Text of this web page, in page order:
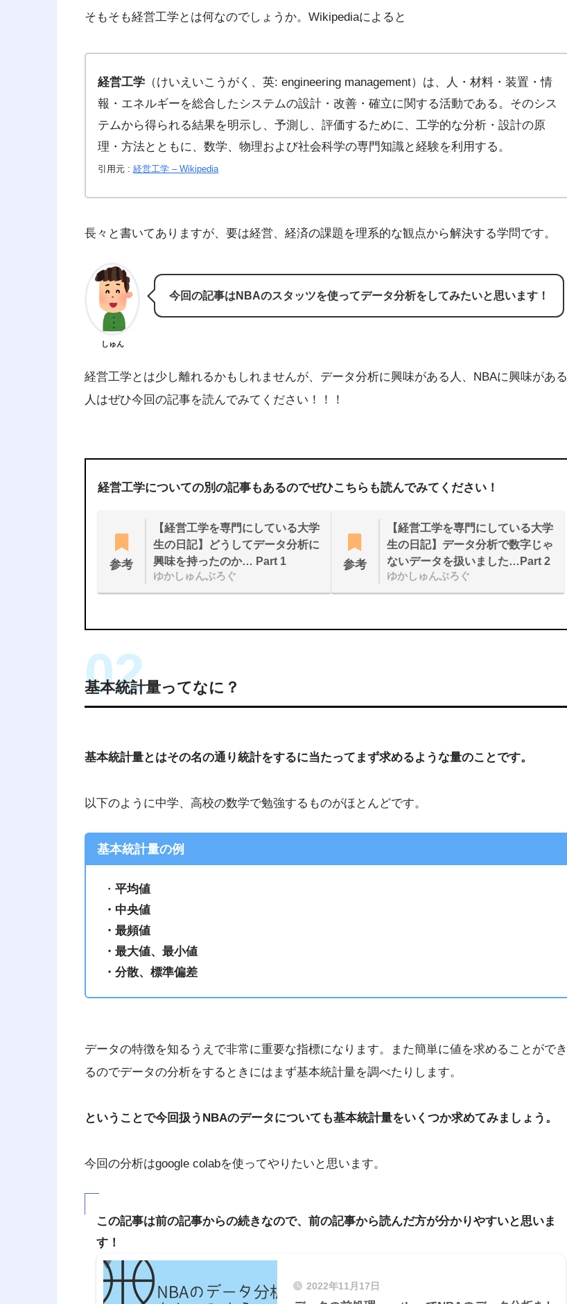
そもそも経営工学とは何なのでしょうか。Wikipediaによると
経営工学 （けいえいこうがく、英: engineering management）は、人・材料・装置・情
報・エネルギーを総合したシステムの設計・改善・確立に関する活動である。そのシス
テムから得られる結果を明示し、予測し、評価するために、工学的な分析・設計の原
理・方法とともに、数学、物理および社会科学の専門知識と経験を利用する。
引用元 :経営工学 – Wikipedia
長々と書いてありますが、要は経営、経済の課題を理系的な観点から解決する学問です。
しゅん
今回の記事はNBAのスタッツを使ってデータ分析をしてみたいと思います！
経営工学とは少し離れるかもしれませんが、データ分析に興味がある人、NBAに興味がある
人はぜひ今回の記事を読んでみてください！！！
経営工学についての別の記事もあるのでぜひこちらも読んでみてください！
参考
【経営工学を専門にしている大学
生の日記】どうしてデータ分析に
興味を持ったのか… Part 1
ゆかしゅんぶろぐ
参考
【経営工学を専門にしている大学
生の日記】データ分析で数字じゃ
ないデータを扱いました…Part 2
ゆかしゅんぶろぐ
基本統計量ってなに？
基本統計量とはその名の通り統計をするに当たってまず求めるような量のことです。
以下のように中学、高校の数学で勉強するものがほとんどです。
基本統計量の例
・ 平均値
・中央値
・最頻値
・最大値、最小値
・分散、標準偏差
データの特徴を知るうえで非常に重要な指標になります。また簡単に値を求めることができ
るのでデータの分析をするときにはまず基本統計量を調べたりします。
ということで今回扱うNBAのデータについても基本統計量をいくつか求めてみましょう。
今回の分析はgoogle colabを使ってやりたいと思います。
この記事は前の記事からの続きなので、前の記事から読んだ方が分かりやすいと思いま
す！
2022年11月17日